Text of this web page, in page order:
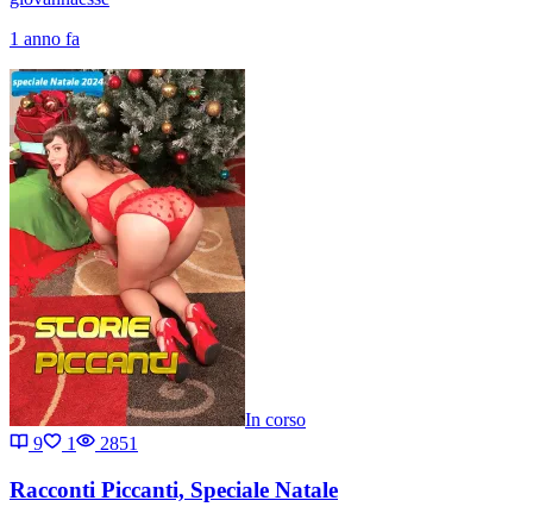
1 anno fa
In corso
9
1 2851
Racconti Piccanti, Speciale Natale